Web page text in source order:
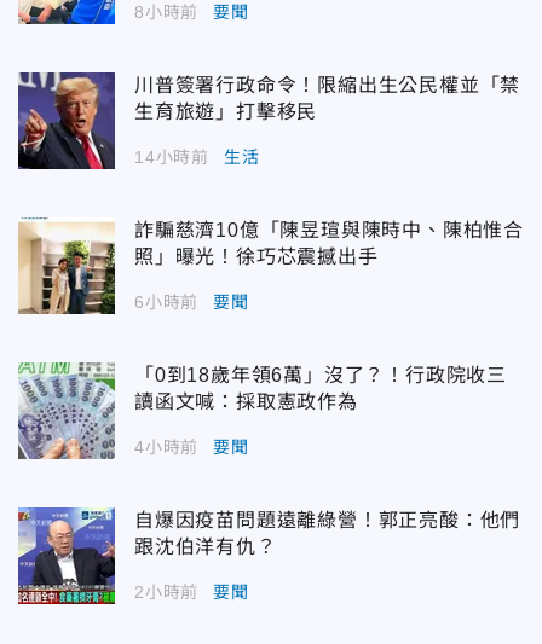
8小時前 要聞
川普簽署行政命令！限縮出生公民權並「禁
生育旅遊」打擊移民
14小時前 生活
詐騙慈濟10億「陳昱瑄與陳時中、陳柏惟合
照」曝光！徐巧芯震撼出手
6小時前 要聞
「0到18歲年領6萬」沒了？！行政院收三
讀函文喊：採取憲政作為
4小時前 要聞
自爆因疫苗問題遠離綠營！郭正亮酸：他們
跟沈伯洋有仇？
2小時前 要聞